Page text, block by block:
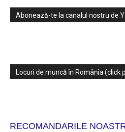
Abonează-te la canalul nostru de
Locuri de muncă în România (click
RECOMANDARILE